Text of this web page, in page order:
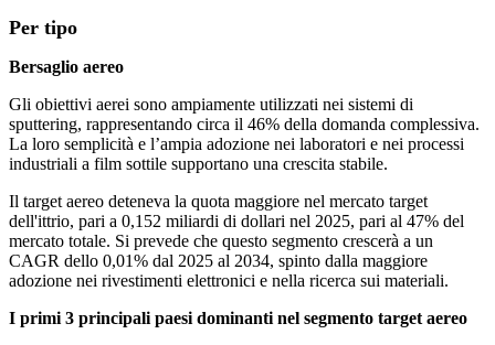
Per tipo
Bersaglio aereo
Gli obiettivi aerei sono ampiamente utilizzati nei sistemi di
sputtering, rappresentando circa il 46% della domanda complessiva.
La loro semplicità e l’ampia adozione nei laboratori e nei processi
industriali a film sottile supportano una crescita stabile.
Il target aereo deteneva la quota maggiore nel mercato target
dell'ittrio, pari a 0,152 miliardi di dollari nel 2025, pari al 47% del
mercato totale. Si prevede che questo segmento crescerà a un
CAGR dello 0,01% dal 2025 al 2034, spinto dalla maggiore
adozione nei rivestimenti elettronici e nella ricerca sui materiali.
I primi 3 principali paesi dominanti nel segmento target aereo